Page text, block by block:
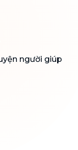
người giúp